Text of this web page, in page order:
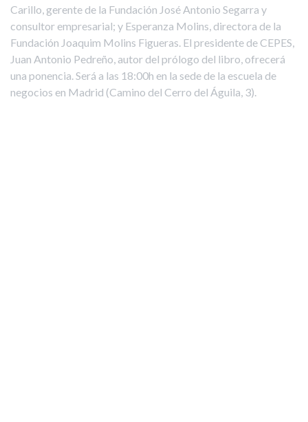
Carillo, gerente de la Fundación José Antonio Segarra y
consultor empresarial; y Esperanza Molins, directora de la
Fundación Joaquim Molins Figueras. El presidente de CEPES,
Juan Antonio Pedreño, autor del prólogo del libro, ofrecerá
una ponencia. Será a las 18:00h en la sede de la escuela de
negocios en Madrid (Camino del Cerro del Águila, 3).